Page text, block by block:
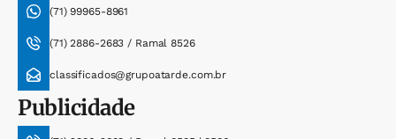
(71) 99965-8961
(71) 2886-2683 / Ramal 8526
classificados@grupoatarde.com.br
Publicidade